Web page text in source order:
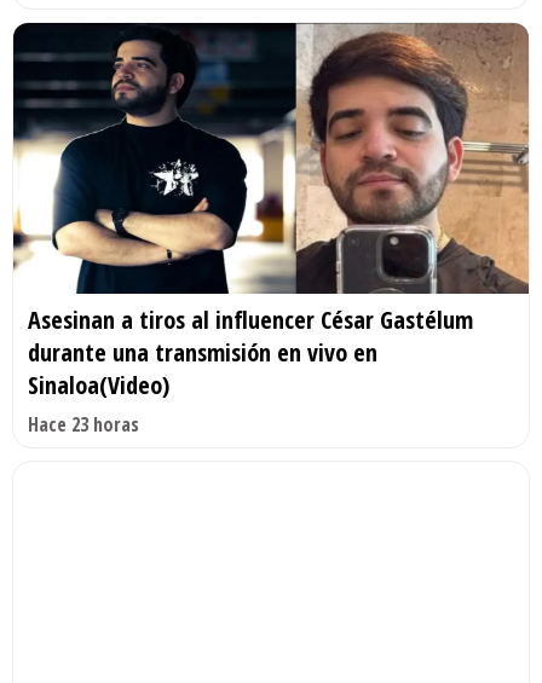
Asesinan a tiros al influencer César Gastélum
durante una transmisión en vivo en
Sinaloa(Video)
Hace 23 horas